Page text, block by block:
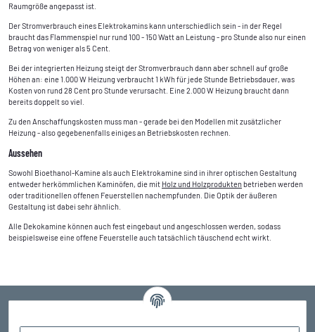
Raumgröße angepasst ist.
Der Stromverbrauch eines Elektrokamins kann unterschiedlich sein - in der Regel
braucht das Flammenspiel nur rund 100 - 150 Watt an Leistung - pro Stunde also nur einen
Betrag von weniger als 5 Cent.
Bei der integrierten Heizung steigt der Stromverbrauch dann aber schnell auf große
Höhen an: eine 1.000 W Heizung verbraucht 1 kWh für jede Stunde Betriebsdauer, was
Kosten von rund 28 Cent pro Stunde verursacht. Eine 2.000 W Heizung braucht dann
bereits doppelt so viel.
Zu den Anschaffungskosten muss man - gerade bei den Modellen mit zusätzlicher
Heizung - also gegebenenfalls einiges an Betriebskosten rechnen.
Aussehen
Sowohl Bioethanol-Kamine als auch Elektrokamine sind in ihrer optischen Gestaltung
entweder herkömmlichen Kaminöfen, die mit Holz und Holzproduktenbetrieben werden
oder traditionellen offenen Feuerstellen nachempfunden. Die Optik der äußeren
Gestaltung ist dabei sehr ähnlich.
Alle Dekokamine können auch fest eingebaut und angeschlossen werden, sodass
beispielsweise eine offene Feuerstelle auch tatsächlich täuschend echt wirkt.